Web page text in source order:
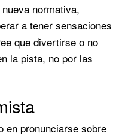
normativa,
a tener sensaciones
que divertirse o no
la pista, no por las
en pronunciarse sobre